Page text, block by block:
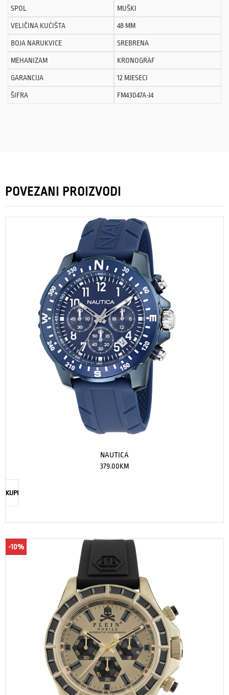
SPOL MUŠKI
VELIČINA KUĆIŠTA 48 MM
BOJA NARUKVICE SREBRENA
MEHANIZAM KRONOGRAF
GARANCIJA 12 MJESECI
ŠIFRA FM43047A-J4
POVEZANI PROIZVODI
NAUTICA
379.00KM
KUPI
-10%